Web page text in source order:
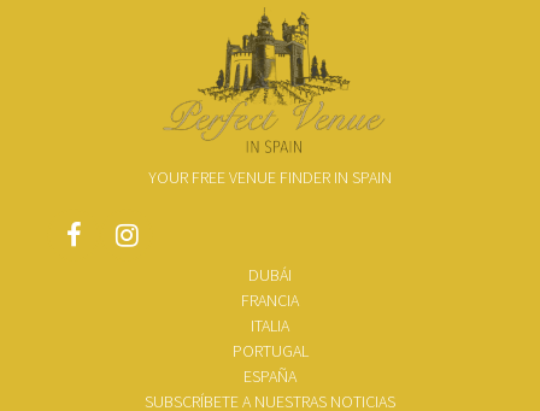
YOUR FREE VENUE FINDER IN SPAIN
DUBÁI
FRANCIA
ITALIA
PORTUGAL
ESPAÑA
SUBSCRÍBETE A NUESTRAS NOTICIAS